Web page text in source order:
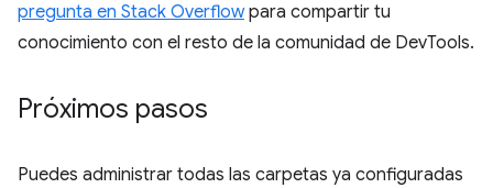
pregunta en Stack Overflowpara compartir tu
conocimiento con el resto de la comunidad de DevTools.
Próximos pasos
Puedes administrar todas las carpetas ya configuradas